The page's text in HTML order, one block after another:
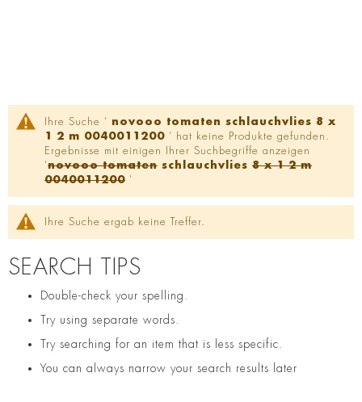
Ihre Suche ' novooo tomaten schlauchvlies 8 x
1 2 m 0040011200 ' hat keine Produkte gefunden.
Ergebnisse mit einigen Ihrer Suchbegriffe anzeigen
'novooo tomaten schlauchvlies 8 x 1 2 m
0040011200 '
Ihre Suche ergab keine Treffer.
SEARCH TIPS
Double-check your spelling.
Try using separate words.
Try searching for an item that is less specific.
You can always narrow your search results later